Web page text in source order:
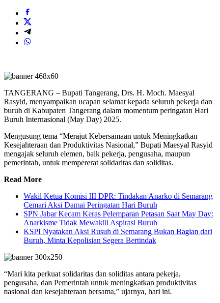
TANGERANG – Bupati Tangerang, Drs. H. Moch. Maesyal
Rasyid, menyampaikan ucapan selamat kepada seluruh pekerja dan
buruh di Kabupaten Tangerang dalam momentum peringatan Hari
Buruh Internasional (May Day) 2025.
Mengusung tema “Merajut Kebersamaan untuk Meningkatkan
Kesejahteraan dan Produktivitas Nasional,” Bupati Maesyal Rasyid
mengajak seluruh elemen, baik pekerja, pengusaha, maupun
pemerintah, untuk mempererat solidaritas dan soliditas.
Read More
Wakil Ketua Komisi III DPR: Tindakan Anarko di Semarang
Cemari Aksi Damai Peringatan Hari Buruh
SPN Jabar Kecam Keras Pelemparan Petasan Saat May Day:
Anarkisme Tidak Mewakili Aspirasi Buruh
KSPI Nyatakan Aksi Rusuh di Semarang Bukan Bagian dari
Buruh, Minta Kepolisian Segera Bertindak
“Mari kita perkuat solidaritas dan soliditas antara pekerja,
pengusaha, dan Pemerintah untuk meningkatkan produktivitas
nasional dan kesejahteraan bersama,” ujarnya, hari ini.